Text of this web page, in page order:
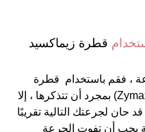
قطرة زيماكسيد
، فقم باستخدام  قطرة
زيماكسيد (Zymaxid) بمجرد أن تتذكرها ، إلا
حان لجرعتك التالية تقريبًا
يجب أن تفوت الجرعة